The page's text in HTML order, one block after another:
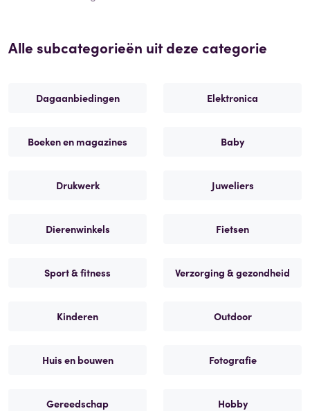
Alle subcategorieën uit deze categorie
Dagaanbiedingen Elektronica
Boeken en magazines Baby
Drukwerk Juweliers
Dierenwinkels Fietsen
Sport & fitness Verzorging & gezondheid
Kinderen Outdoor
Huis en bouwen Fotografie
Gereedschap Hobby